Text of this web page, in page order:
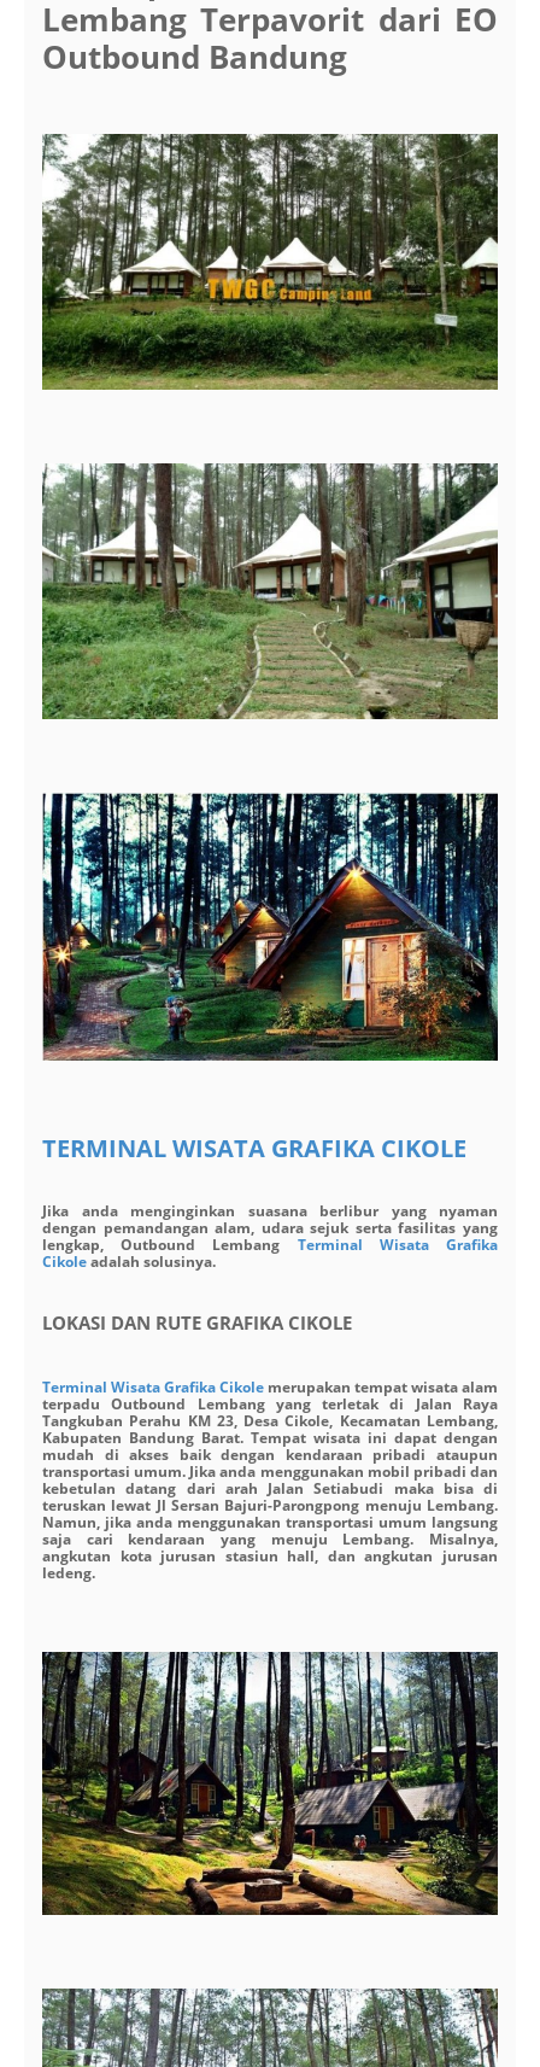
Lembang Terpavorit dari EO
Outbound Bandung
TERMINAL WISATA GRAFIKA CIKOLE
Jika anda menginginkan suasana berlibur yang nyaman
dengan pemandangan alam, udara sejuk serta fasilitas yang
lengkap, Outbound Lembang Terminal Wisata Grafika
Cikoleadalah solusinya.
LOKASI DAN RUTE GRAFIKA CIKOLE
Terminal Wisata Grafika Cikole merupakan tempat wisata alam
terpadu Outbound Lembang yang terletak di Jalan Raya
Tangkuban Perahu KM 23, Desa Cikole, Kecamatan Lembang,
Kabupaten Bandung Barat. Tempat wisata ini dapat dengan
mudah di akses baik dengan kendaraan pribadi ataupun
transportasi umum. Jika anda menggunakan mobil pribadi dan
kebetulan datang dari arah Jalan Setiabudi maka bisa di
teruskan lewat Jl Sersan Bajuri-Parongpong menuju Lembang.
Namun, jika anda menggunakan transportasi umum langsung
saja cari kendaraan yang menuju Lembang. Misalnya,
angkutan kota jurusan stasiun hall, dan angkutan jurusan
ledeng.